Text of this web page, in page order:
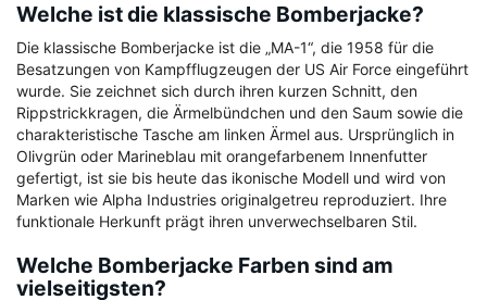
Welche ist die klassische Bomberjacke?
Die klassische Bomberjacke ist die „MA-1“, die 1958 für die
Besatzungen von Kampfflugzeugen der US Air Force eingeführt
wurde. Sie zeichnet sich durch ihren kurzen Schnitt, den
Rippstrickkragen, die Ärmelbündchen und den Saum sowie die
charakteristische Tasche am linken Ärmel aus. Ursprünglich in
Olivgrün oder Marineblau mit orangefarbenem Innenfutter
gefertigt, ist sie bis heute das ikonische Modell und wird von
Marken wie Alpha Industries originalgetreu reproduziert. Ihre
funktionale Herkunft prägt ihren unverwechselbaren Stil.
Welche Bomberjacke Farben sind am
vielseitigsten?